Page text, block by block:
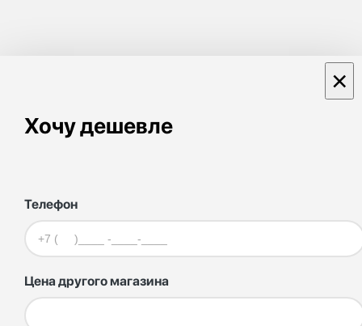
Хочу дешевле
×
Телефон
Цена другого магазина